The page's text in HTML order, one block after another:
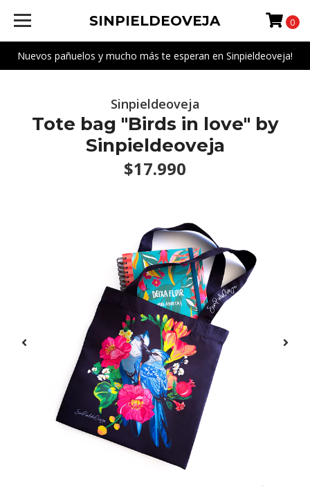
Nuevos pañuelos y mucho más te esperan en Sinpieldeoveja!
SINPIELDEOVEJA 0
Sinpieldeoveja
Tote bag "Birds in love" by
Sinpieldeoveja
$17.990